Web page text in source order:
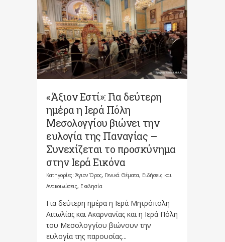
«Άξιον Εστί»: Για δεύτερη
ημέρα η Ιερά Πόλη
Μεσολογγίου βιώνει την
ευλογία της Παναγίας –
Συνεχίζεται το προσκύνημα
στην Ιερά Εικόνα
Κατηγορίες: Άγιον Όρος, Γενικά Θέματα, Ειδήσεις και
Ανακοινώσεις, Εκκλησία
Για δεύτερη ημέρα η Ιερά Μητρόπολη
Αιτωλίας και Ακαρνανίας και η Ιερά Πόλη
του Μεσολογγίου βιώνουν την
ευλογία της παρουσίας...